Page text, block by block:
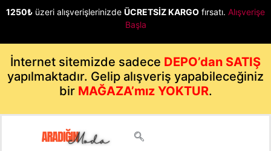
1250₺ üzeri alışverişlerinizde ÜCRETSİZ KARGO fırsatı. Alışverişe
Başla
İnternet sitemizde sadece DEPO’dan SATIŞ
yapılmaktadır. Gelip alışveriş yapabileceğiniz
bir MAĞAZA’mız YOKTUR.